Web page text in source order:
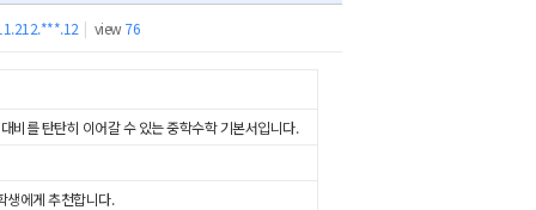
| view 76
비를 탄탄히 이어갈 수 있는 중학수학 기본서입니다.
생에게 추천합니다.